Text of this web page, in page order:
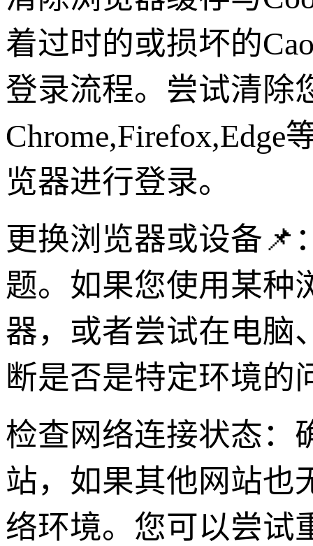
着过时的或损坏的
登录流程。尝试清除
览器进行登录。
更换浏览器或设备📌
题。如果您使用某种
器，或者尝试在电脑
断是否是特定环境的
检查网络连接状态：
站，如果其他网站也
络环境。您可以尝试